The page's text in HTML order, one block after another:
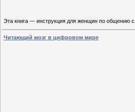
Эта книга — инструкция для женщин по общению
Читающий мозг в цифровом мире